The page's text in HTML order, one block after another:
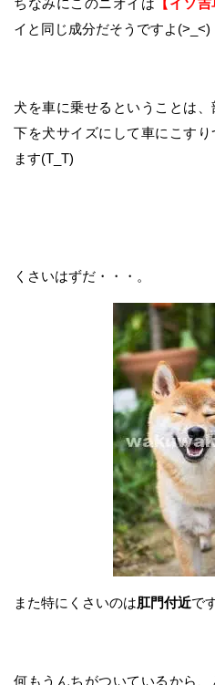
イと同じ成分だそうですよ(>_<)
犬を車に乗せるということは
下を犬サイズにして車にこす
ます(T_T)
くさいはずだ・・・。
また特にくさいのは肛門付近で
何もうんちがついているから